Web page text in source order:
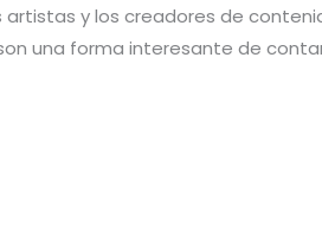
y los creadores de
una forma interesante de